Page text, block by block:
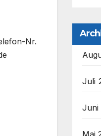
Nr.
Juli
Juni
Mai